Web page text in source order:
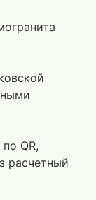
QR,
расчетный